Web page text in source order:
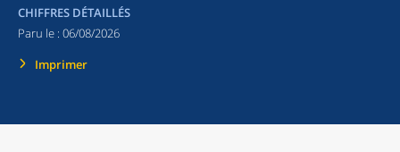
CHIFFRES DÉTAILLÉS
Paru le : 06/08/2026
Imprimer